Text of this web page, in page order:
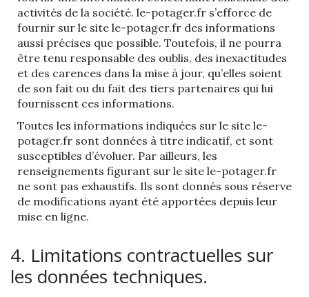
activités de la société. le-potager.fr s’efforce de
fournir sur le site le-potager.fr des informations
aussi précises que possible. Toutefois, il ne pourra
être tenu responsable des oublis, des inexactitudes
et des carences dans la mise à jour, qu’elles soient
de son fait ou du fait des tiers partenaires qui lui
fournissent ces informations.
Toutes les informations indiquées sur le site le-
potager.fr sont données à titre indicatif, et sont
susceptibles d’évoluer. Par ailleurs, les
renseignements figurant sur le site le-potager.fr
ne sont pas exhaustifs. Ils sont donnés sous réserve
de modifications ayant été apportées depuis leur
mise en ligne.
4. Limitations contractuelles sur
les données techniques.